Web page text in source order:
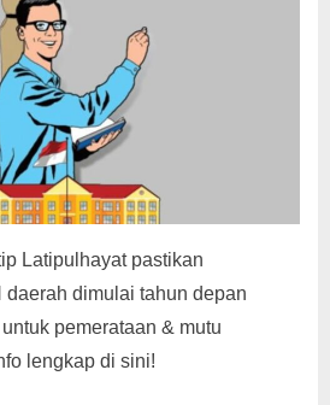
Latipulhayat pastikan
daerah dimulai tahun depan
pemerataan & mutu
lengkap di sini!